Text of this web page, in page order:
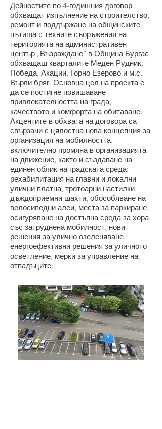
Дейностите по 4-годишния договор
обхващат изпълнение на строителство,
ремонт и поддържане на общинските
пътища с техните съоръжения на
територията на административен
център „Възраждане” в Община Бургас,
обхващаш кварталите Меден Рудник,
Победа, Акации, Горно Езерово и м.с.
Върли бряг. Основна цел на проекта е
да се постигне повишаване
привлекателността на града,
качеството и комфорта на обитаване.
Акцентите в обхвата на договора са
свързани с цялостна нова концепция за
организация на мобилността,
включително промяна в организацията
на движение, както и създаване на
единен облик на градската среда:
рехабилитация на главни и локални
улични платна, тротоарни настилки,
дъждоприемни шахти, обособяване на
велосипедни алеи, места за паркиране,
осигуряване на достъпна среда за хора
със затруднена мобилност, нови
решения за улично озеленяване,
енергоефективни решения за уличното
осветление, мерки за управление на
отпадъците.